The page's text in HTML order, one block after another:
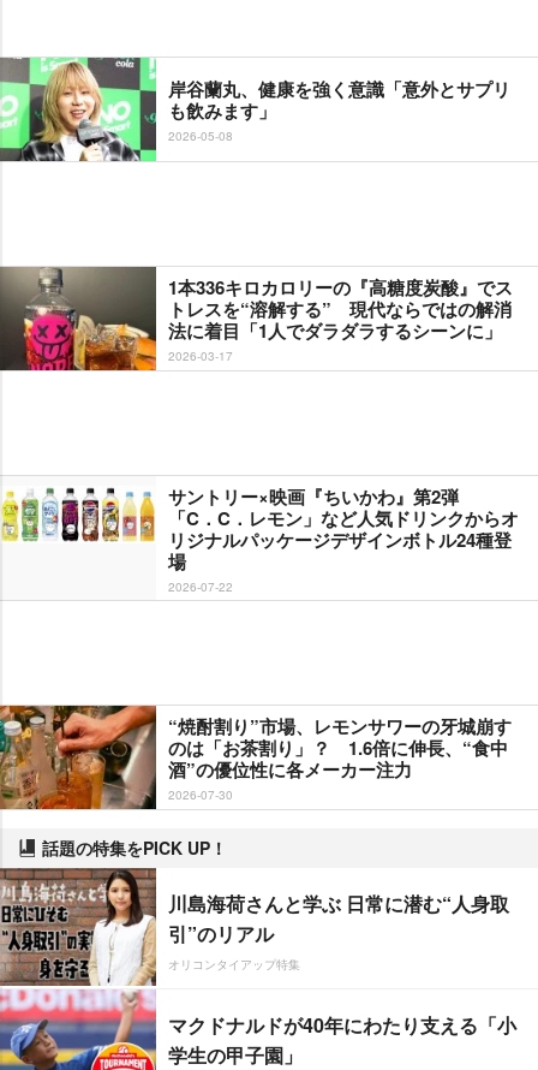
岸谷蘭丸、健康を強く意識「意外とサプリ
も飲みます」
2026-05-08
1本336キロカロリーの『高糖度炭酸』でス
トレスを“溶解する” 現代ならではの解消
法に着目「1人でダラダラするシーンに」
2026-03-17
サントリー×映画『ちいかわ』第2弾
「C．C．レモン」など人気ドリンクからオ
リジナルパッケージデザインボトル24種登
場
2026-07-22
“焼酎割り”市場、レモンサワーの牙城崩す
のは「お茶割り」？ 1.6倍に伸長、“食中
酒”の優位性に各メーカー注力
2026-07-30
話題の特集をPICK UP！
川島海荷さんと学ぶ 日常に潜む“人身取
引”のリアル
オリコンタイアップ特集
マクドナルドが40年にわたり支える「小
学生の甲子園」